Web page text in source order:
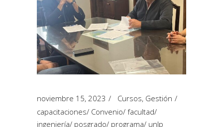
noviembre 15, 2023 Cursos, Gestión
capacitaciones/ Convenio/ facultad/
ingeniería/ posgrado/ programa/ unlp